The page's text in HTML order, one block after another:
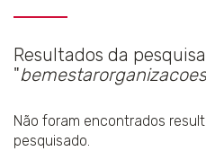
Resultados da pesquisa
"bemestarorganizacoes
Não foram encontrados
pesquisado.